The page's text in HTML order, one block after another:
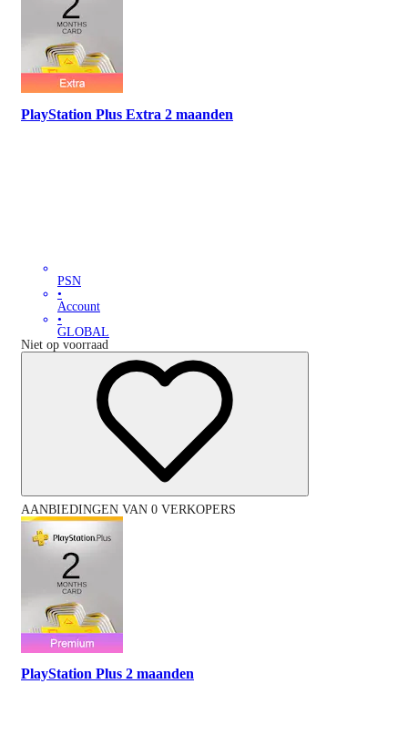
PlayStation Plus Extra 2 maanden
PSN
•
Account
•
GLOBAL
Niet op voorraad
AANBIEDINGEN VAN 0 VERKOPERS
PlayStation Plus 2 maanden